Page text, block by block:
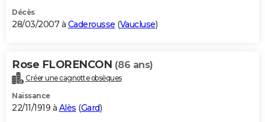
Décès
28/03/2007 à Caderousse (Vaucluse)
Rose FLORENCON (86 ans)
Créer une cagnotte obsèques
Naissance
22/11/1919 à Alès (Gard)